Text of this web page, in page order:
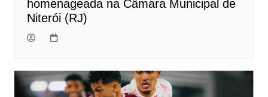
homenageada na Câmara Municipal de
Niterói (RJ)